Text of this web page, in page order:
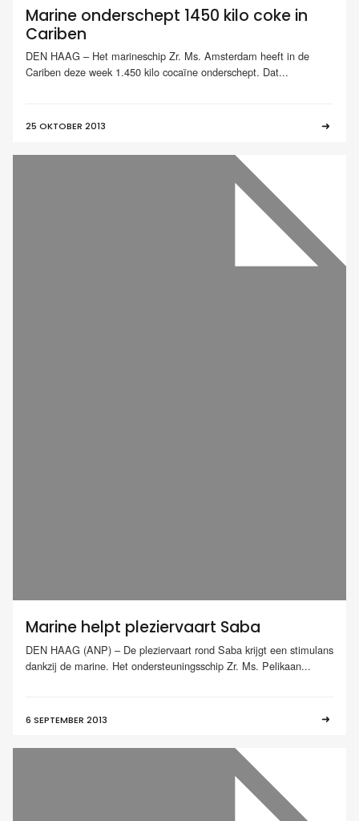
Marine onderschept 1450 kilo coke in
Cariben
DEN HAAG – Het marineschip Zr. Ms. Amsterdam heeft in de
Cariben deze week 1.450 kilo cocaïne onderschept. Dat...
25 OKTOBER 2013
Marine helpt pleziervaart Saba
DEN HAAG (ANP) – De pleziervaart rond Saba krijgt een stimulans
dankzij de marine. Het ondersteuningsschip Zr. Ms. Pelikaan...
6 SEPTEMBER 2013